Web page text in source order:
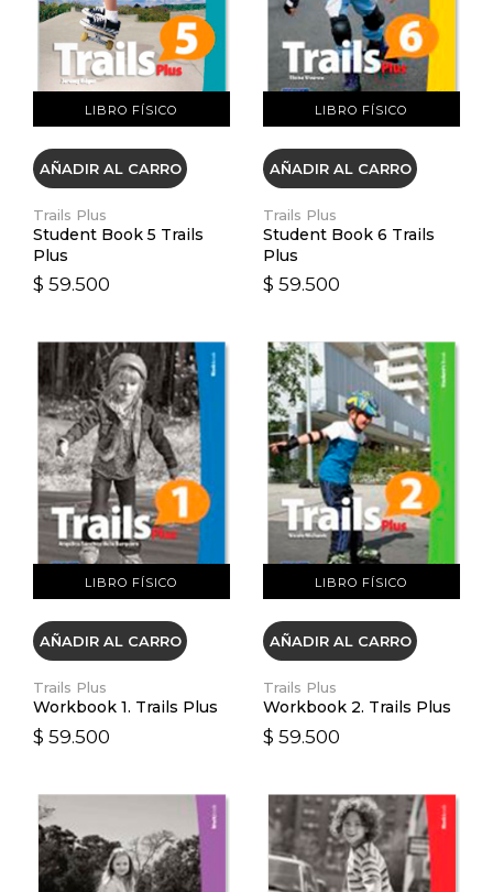
LIBRO FÍSICO
AÑADIR AL CARRO
Trails Plus
Student Book 5 Trails
Plus
$ 59.500
LIBRO FÍSICO
AÑADIR AL CARRO
Trails Plus
Student Book 6 Trails
Plus
$ 59.500
LIBRO FÍSICO
VER DETALLES
AÑADIR AL CARRO
Trails Plus
Workbook 1. Trails Plus
$ 59.500
LIBRO FÍSICO
VER DETALLES
AÑADIR AL CARRO
Trails Plus
Workbook 2. Trails Plus
$ 59.500